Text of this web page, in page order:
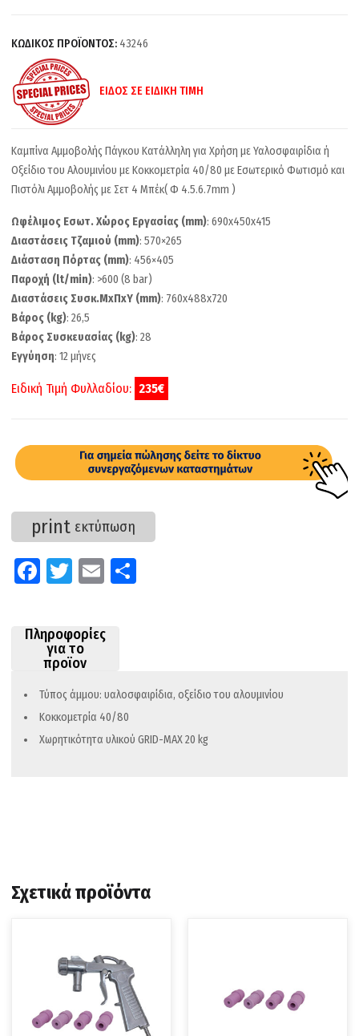
ΚΩΔΙΚΟΣ ΠΡΟΪΟΝΤΟΣ: 43246
ΕΙΔΟΣ ΣΕ ΕΙΔΙΚΗ ΤΙΜΗ
Καμπίνα Αμμοβολής Πάγκου Κατάλληλη για Χρήση με Υαλοσφαιρίδια ή
Οξείδιο του Αλουμινίου με Κοκκομετρία 40/80 με Εσωτερικό Φωτισμό και
Πιστόλι Αμμοβολής με Σετ 4 Μπέκ( Φ 4.5.6.7mm )
Ωφέλιμος Εσωτ. Χώρος Εργασίας (mm): 690x450x415
Διαστάσεις Τζαμιού (mm): 570×265
Διάσταση Πόρτας (mm): 456×405
Παροχή (lt/min): >600 (8 bar)
Διαστάσεις Συσκ.ΜxΠxΥ (mm): 760x488x720
Βάρος (kg): 26,5
Βάρος Συσκευασίας (kg): 28
Εγγύηση: 12 μήνες
Ειδική Τιμή Φυλλαδίου: 235€
print εκτύπωση
Fa
o
o
k
T
er
E
εί
Πληροφορίες
για το
προϊον
Τύπος άμμου: υαλοσφαιρίδια, οξείδιο του αλουμινίου
Κοκκομετρία 40/80
Χωρητικότητα υλικού GRID-ΜΑΧ 20 kg
Σχετικά προϊόντα